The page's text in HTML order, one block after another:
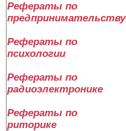
Рефераты по
предпринимательству
Рефераты по
психологии
Рефераты по
радиоэлектронике
Рефераты по
риторике